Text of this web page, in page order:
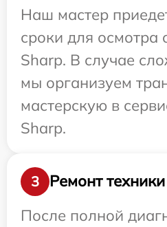
Наш мастер
сроки для осмотра
Sharp. В случае
мы организуем
мастерскую в
Sharp.
3
Ремонт техники
После полной